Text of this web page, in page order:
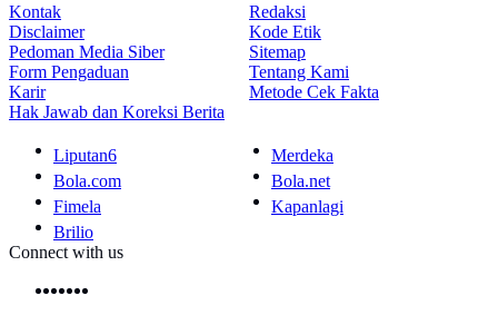
Kontak
Redaksi
Disclaimer
Kode Etik
Pedoman Media Siber
Sitemap
Form Pengaduan
Tentang Kami
Karir
Metode Cek Fakta
Hak Jawab dan Koreksi Berita
Liputan6
Merdeka
Bola.com
Bola.net
Fimela
Kapanlagi
Brilio
Connect with us